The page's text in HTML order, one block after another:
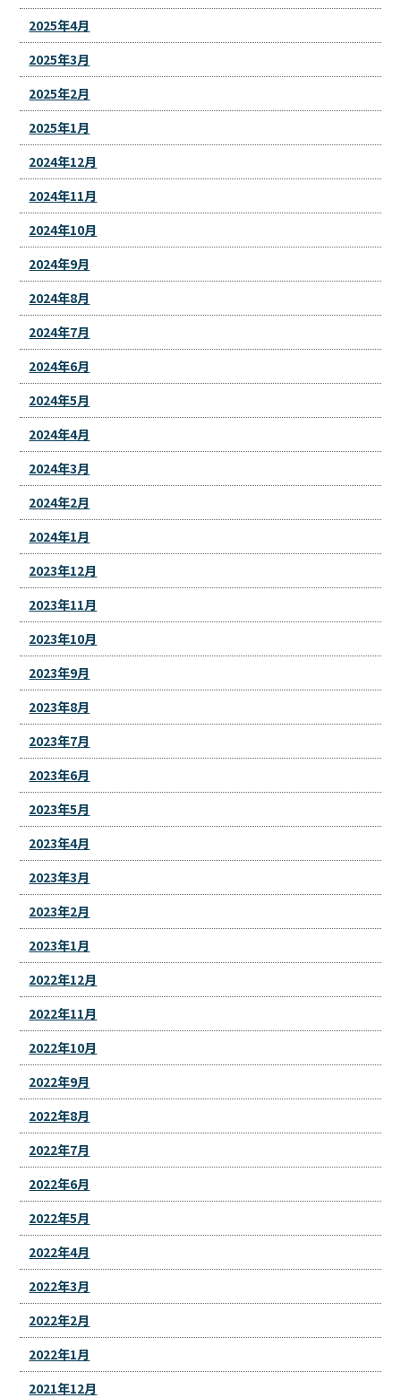
2025年4月
2025年3月
2025年2月
2025年1月
2024年12月
2024年11月
2024年10月
2024年9月
2024年8月
2024年7月
2024年6月
2024年5月
2024年4月
2024年3月
2024年2月
2024年1月
2023年12月
2023年11月
2023年10月
2023年9月
2023年8月
2023年7月
2023年6月
2023年5月
2023年4月
2023年3月
2023年2月
2023年1月
2022年12月
2022年11月
2022年10月
2022年9月
2022年8月
2022年7月
2022年6月
2022年5月
2022年4月
2022年3月
2022年2月
2022年1月
2021年12月